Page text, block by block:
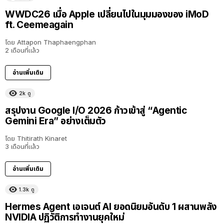
WWDC26 เมื่อ Apple เปลี่ยนไปในมุมมองของ iMoD
ft. Ceemeagain
โดย Attapon Thaphaengphan
2 เดือนที่แล้ว
อ่านเพิ่มเติม
2k ดู
สรุปงาน Google I/O 2026 ก้าวเข้าสู่ “Agentic
Gemini Era” อย่างเต็มตัว
โดย Thitirath Kinaret
3 เดือนที่แล้ว
อ่านเพิ่มเติม
1.3k ดู
Hermes Agent เอเจนต์ AI ยอดนิยมอันดับ 1 ผสานพลัง
NVIDIA ปฏิวัติการทำงานยุคใหม่